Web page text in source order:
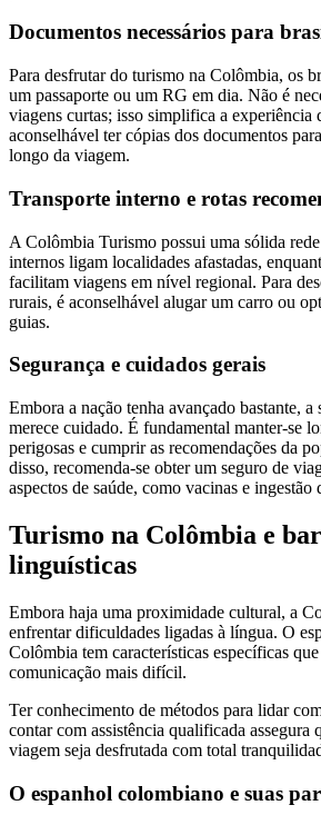
Documentos necessários para
Para desfrutar do turismo na Colômbia, os
um passaporte ou um RG em dia. Não é
viagens curtas; isso simplifica a experiência
aconselhável ter cópias dos documentos
longo da viagem.
Transporte interno e rotas
A Colômbia Turismo possui uma sólida
internos ligam localidades afastadas,
facilitam viagens em nível regional. Para
rurais, é aconselhável alugar um carro ou
guias.
Segurança e cuidados gerais
Embora a nação tenha avançado bastante,
merece cuidado. É fundamental manter-se
perigosas e cumprir as recomendações da
disso, recomenda-se obter um seguro de
aspectos de saúde, como vacinas e ingestão
Turismo na Colômbia e
linguísticas
Embora haja uma proximidade cultural, a
enfrentar dificuldades ligadas à língua. O
Colômbia tem características específicas
comunicação mais difícil.
Ter conhecimento de métodos para lidar
contar com assistência qualificada assegura
viagem seja desfrutada com total
O espanhol colombiano e suas